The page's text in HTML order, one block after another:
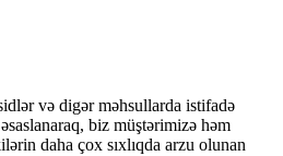
və digər məhsullarda istifadə
biz müştərimizə həm
daha çox sıxlıqda arzu olunan